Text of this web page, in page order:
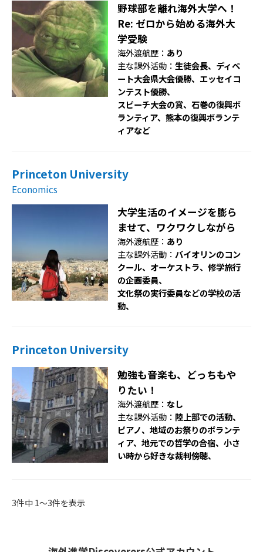
野球部を離れ海外大学へ！
Re: ゼロから始める海外大
学受験
海外渡航歴： あり
主な課外活動：生徒会長、ディベ
ート大会県大会優勝、エッセイコ
ンテスト優勝、
スピーチ大会の賞、石巻の復興ボ
ランティア、熊本の復興ボランテ
ィアなど
Princeton University
Economics
大学生活のイメージを膨ら
ませて、ワクワクしながら
海外渡航歴： あり
主な課外活動：バイオリンのコン
クール、オーケストラ、修学旅行
の企画委員、
文化祭の実行委員などの学校の活
動、
Princeton University
勉強も音楽も、どっちもや
りたい！
海外渡航歴： なし
主な課外活動： 陸上部での活動、
ピアノ、地域のお祭りのボランテ
ィア、地元での哲学の合宿、小さ
い時から好きな裁判傍聴、
3件中 1〜3件を表示